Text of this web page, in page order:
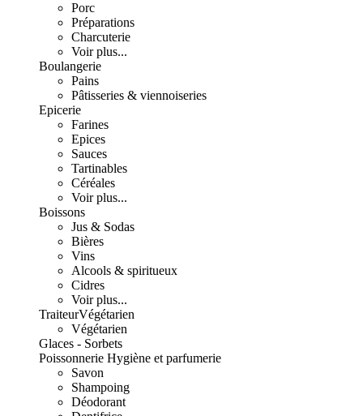
Porc
Préparations
Charcuterie
Voir plus...
Boulangerie
Pains
Pâtisseries & viennoiseries
Epicerie
Farines
Epices
Sauces
Tartinables
Céréales
Voir plus...
Boissons
Jus & Sodas
Bières
Vins
Alcools & spiritueux
Cidres
Voir plus...
TraiteurVégétarien
Végétarien
Glaces - Sorbets
Poissonnerie Hygiène et parfumerie
Savon
Shampoing
Déodorant